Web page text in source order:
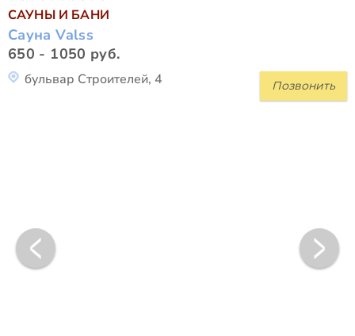
САУНЫ И БАНИ
Сауна Valss
650 - 1050 руб.
Позвонить
бульвар Строителей, 4